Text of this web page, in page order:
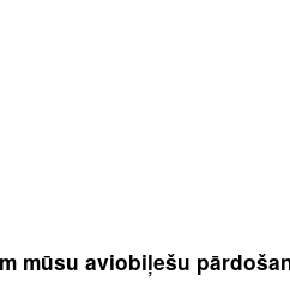
mūsu aviobiļešu